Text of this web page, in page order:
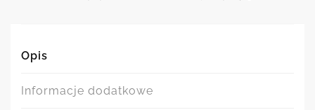
Opis
Informacje dodatkowe